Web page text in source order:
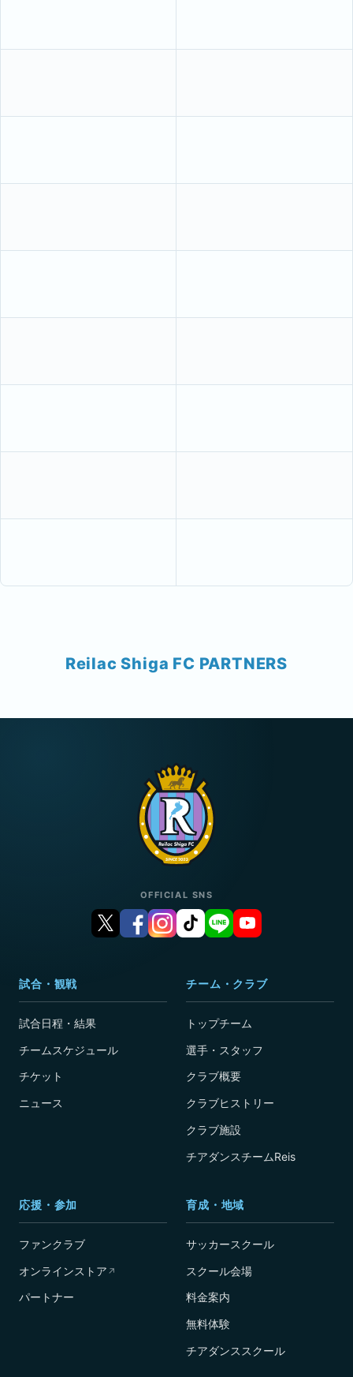
Reilac Shiga FC PARTNERS
OFFICIAL SNS
試合・観戦
試合日程・結果
チームスケジュール
チケット
ニュース
チーム・クラブ
トップチーム
選手・スタッフ
クラブ概要
クラブヒストリー
クラブ施設
チアダンスチームReis
応援・参加
ファンクラブ
オンラインストア ↗
パートナー
育成・地域
サッカースクール
スクール会場
料金案内
無料体験
チアダンススクール